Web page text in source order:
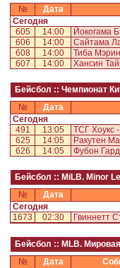
№
Дата
Сегодня
605
14:00 Йокогама
606
14:00 Сайтама
608
14:00 Тиба
607
14:00 Хансин
Бейсбол :: Чемпионат
№
Дата
Сегодня
491
13:05 ТСГ Хоукс
625
14:05 Ракутен
626
14:05 Фубон
Бейсбол :: MiLB. Minor
№
Дата
Сегодня
1673
02:30 Гвиннетт
Бейсбол :: MLB.
№
Дата